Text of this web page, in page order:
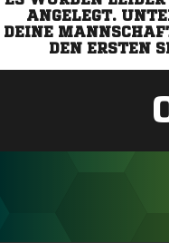
ANGELEGT.
DEINE
DEN ERSTEN